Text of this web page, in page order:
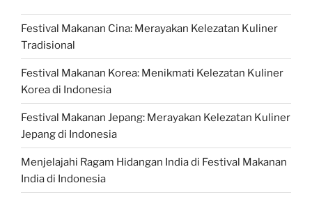
Festival Makanan Cina: Merayakan Kelezatan Kuliner
Tradisional
Festival Makanan Korea: Menikmati Kelezatan Kuliner
Korea di Indonesia
Festival Makanan Jepang: Merayakan Kelezatan Kuliner
Jepang di Indonesia
Menjelajahi Ragam Hidangan India di Festival Makanan
India di Indonesia